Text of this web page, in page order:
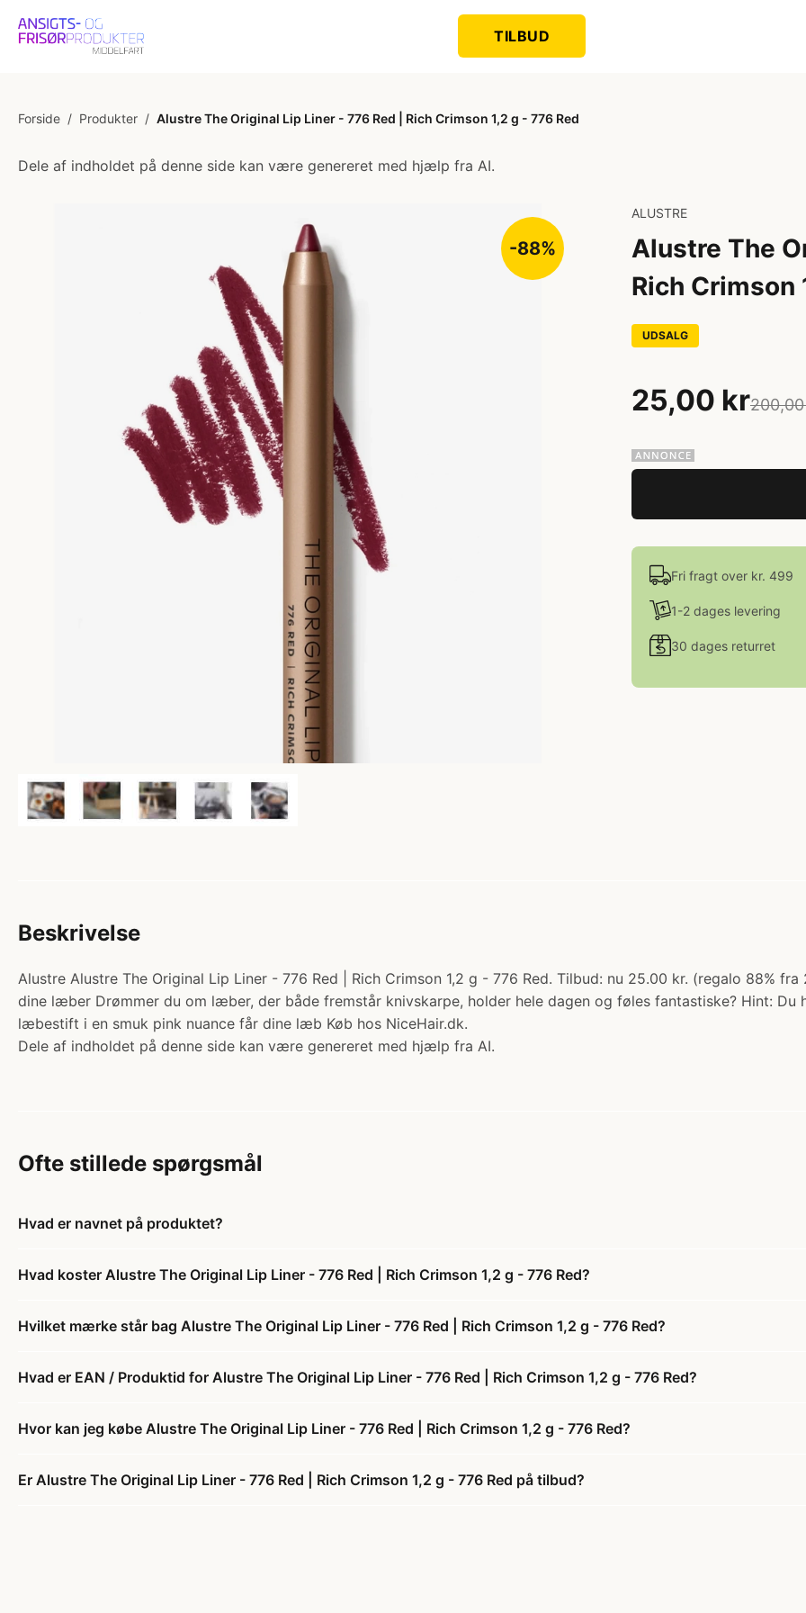
TILBUD
Forside / Produkter / Alustre The Original Lip Liner - 776 Red | Rich Crimson 1,2 g - 776 Red
Dele af indholdet på denne side kan være genereret med hjælp fra AI.
-88%
ALUSTRE
Alustre The
Rich Crimson
UDSALG
25,00 kr
Fri fragt over kr. 499
1-2 dages levering
30 dages returret
Beskrivelse
Alustre Alustre The Original Lip Liner - 776 Red | Rich Crimson 1,2 g - 776 Red. Tilbud: nu 25.00 kr. (regalo 88%
dine læber Drømmer du om læber, der både fremstår knivskarpe, holder hele dagen og føles fantastiske? Hint: Du
læbestift i en smuk pink nuance får dine læb Køb hos NiceHair.dk.
Dele af indholdet på denne side kan være genereret med hjælp fra AI.
Ofte stillede spørgsmål
Hvad er navnet på produktet?
Hvad koster Alustre The Original Lip Liner - 776 Red | Rich Crimson 1,2 g - 776 Red?
Hvilket mærke står bag Alustre The Original Lip Liner - 776 Red | Rich Crimson 1,2 g - 776 Red?
Hvad er EAN / Produktid for Alustre The Original Lip Liner - 776 Red | Rich Crimson 1,2 g - 776 Red?
Hvor kan jeg købe Alustre The Original Lip Liner - 776 Red | Rich Crimson 1,2 g - 776 Red?
Er Alustre The Original Lip Liner - 776 Red | Rich Crimson 1,2 g - 776 Red på tilbud?